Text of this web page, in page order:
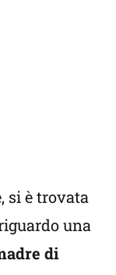
si è trovata
una
di